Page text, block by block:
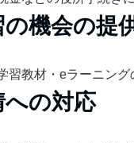
機会の提
習教材・eラーニン
への対応